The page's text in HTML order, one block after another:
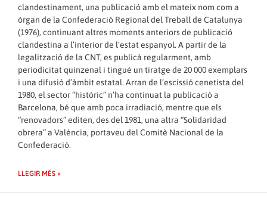
clandestinament, una publicació amb el mateix nom com a
òrgan de la Confederació Regional del Treball de Catalunya
(1976), continuant altres moments anteriors de publicació
clandestina a l’interior de l’estat espanyol. A partir de la
legalització de la CNT, es publicà regularment, amb
periodicitat quinzenal i tingué un tiratge de 20 000 exemplars
i una difusió d’àmbit estatal. Arran de l’escissió cenetista del
1980, el sector “històric” n’ha continuat la publicació a
Barcelona, bé que amb poca irradiació, mentre que els
“renovadors” editen, des del 1981, una altra “Solidaridad
obrera” a València, portaveu del Comitè Nacional de la
Confederació.
LLEGIR MÉS »